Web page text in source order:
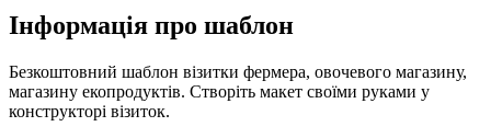
Інформація про шаблон
Безкоштовний шаблон візитки фермера, овочевого магазину,
магазину екопродуктів. Створіть макет своїми руками у
конструкторі візиток.